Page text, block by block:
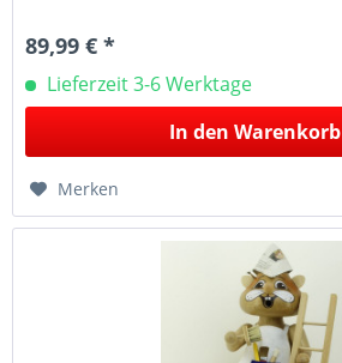
89,99 € *
Lieferzeit 3-6 Werktage
In den Warenkorb
Merken